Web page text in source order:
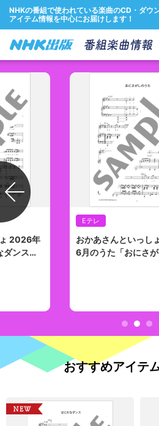
NHKの番組で使われている楽曲のCD・ダウ
アイテム情報を中心にお届けします！
2026年
ダンス」
Eテレ
おかあさんといっし
6月のうた「おにさが
おすすめアイテ